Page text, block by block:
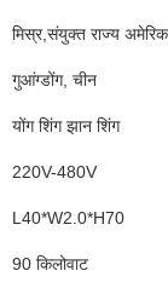
मिस्र,संयुक्त राज्य
गुआंग्डोंग, चीन
योंग शिंग झान शिंग
220V-480V
L40*W2.0*H70
90 किलोवाट